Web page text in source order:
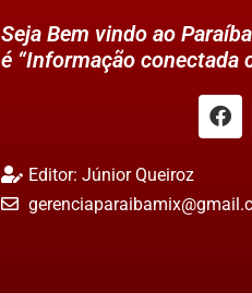
Seja Bem vindo ao
é “Informação conectada
Editor: Júnior Queiroz